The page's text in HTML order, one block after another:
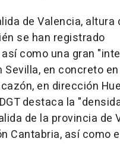
de Valencia, altura
se han registrado
como una gran
en concreto
en dirección
destaca la
de la provincia de
Cantabria, así como